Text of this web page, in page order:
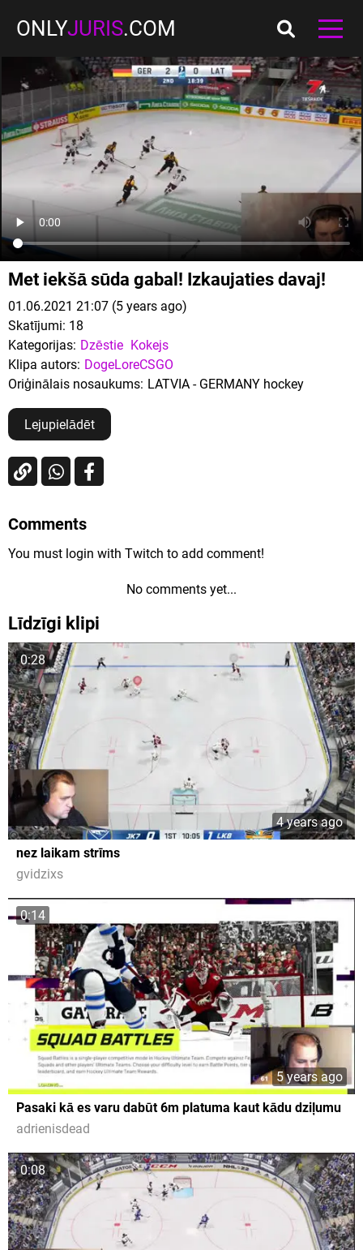
ONLYJURIS.COM
Met iekšā sūda gabal! Izkaujaties davaj!
01.06.2021 21:07 (5 years ago)
Skatījumi: 18
Kategorijas: Dzēstie Kokejs
Klipa autors: DogeLoreCSGO
Oriģinālais nosaukums: LATVIA - GERMANY hockey
Lejupielādēt
Comments
You must login with Twitch to add comment!
No comments yet...
Līdzīgi klipi
0:28
4 years ago
nez laikam strīms
gvidzixs
0:14
5 years ago
Pasaki kā es varu dabūt 6m platuma kaut kādu dziļumu
adrienisdead
0:08